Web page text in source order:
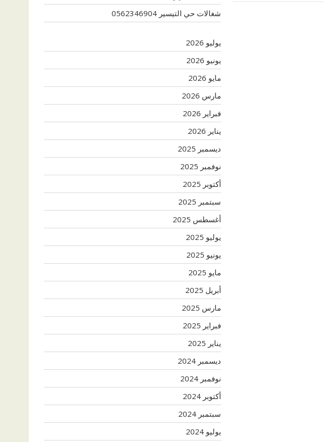
شغالات حي التيسير 0562346904
يوليو 2026
يونيو 2026
مايو 2026
مارس 2026
فبراير 2026
يناير 2026
ديسمبر 2025
نوفمبر 2025
أكتوبر 2025
سبتمبر 2025
أغسطس 2025
يوليو 2025
يونيو 2025
مايو 2025
أبريل 2025
مارس 2025
فبراير 2025
يناير 2025
ديسمبر 2024
نوفمبر 2024
أكتوبر 2024
سبتمبر 2024
يوليو 2024